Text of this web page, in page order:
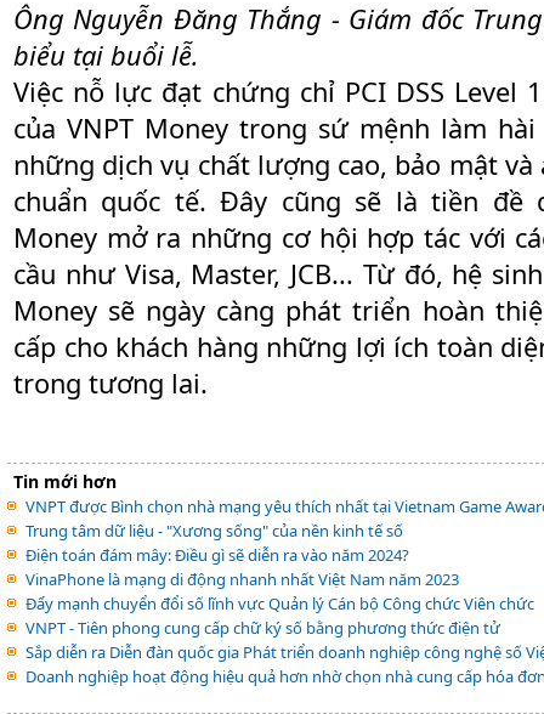
Ông Nguyễn Đăng Thắng - Giám đốc Trung
biểu tại buổi lễ.
Việc nỗ lực đạt chứng chỉ PCI DSS Level
của VNPT Money trong sứ mệnh làm
những dịch vụ chất lượng cao, bảo mật
chuẩn quốc tế. Đây cũng sẽ là tiền đề
Money mở ra những cơ hội hợp tác với
cầu như Visa, Master, JCB... Từ đó, hệ
Money sẽ ngày càng phát triển hoàn
cấp cho khách hàng những lợi ích toàn
trong tương lai.
Tin mới hơn
VNPT được Bình chọn nhà mạng yêu thích nhất tại Vietnam Game
Trung tâm dữ liệu - "Xương sống" của nền kinh tế số
Điện toán đám mây: Điều gì sẽ diễn ra vào năm 2024?
VinaPhone là mạng di động nhanh nhất Việt Nam năm 2023
Đẩy mạnh chuyển đổi số lĩnh vực Quản lý Cán bộ Công chức Viên chức
VNPT - Tiên phong cung cấp chữ ký số bằng phương thức điện tử
Sắp diễn ra Diễn đàn quốc gia Phát triển doanh nghiệp công nghệ số
Doanh nghiệp hoạt động hiệu quả hơn nhờ chọn nhà cung cấp hóa